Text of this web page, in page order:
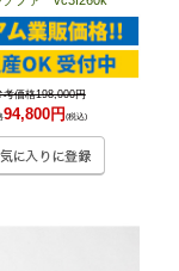
考価格198,000円
94,800円 (税込)